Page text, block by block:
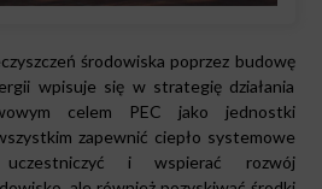
środowiska poprzez budowę
wpisuje się w strategię działania
celem PEC jako jednostki
zapewnić ciepło systemowe
uczestniczyć i wspierać rozwój